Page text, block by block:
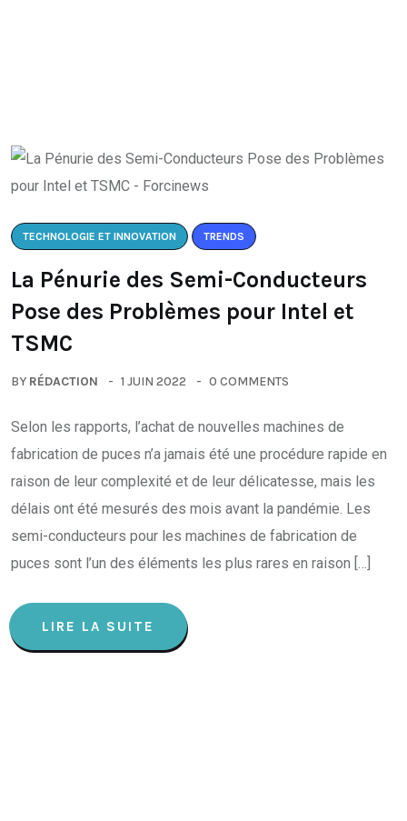
TECHNOLOGIE ET INNOVATION TRENDS
La Pénurie des Semi-Conducteurs
Pose des Problèmes pour Intel et
TSMC
BY RÉDACTION 1 JUIN 2022 0 COMMENTS
Selon les rapports, l’achat de nouvelles machines de
fabrication de puces n’a jamais été une procédure rapide en
raison de leur complexité et de leur délicatesse, mais les
délais ont été mesurés des mois avant la pandémie. Les
semi-conducteurs pour les machines de fabrication de
puces sont l’un des éléments les plus rares en raison […]
LIRE LA SUITE